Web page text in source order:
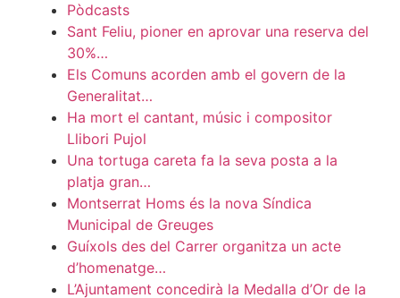
Pòdcasts
Sant Feliu, pioner en aprovar una reserva del
30%…
Els Comuns acorden amb el govern de la
Generalitat…
Ha mort el cantant, músic i compositor
Llibori Pujol
Una tortuga careta fa la seva posta a la
platja gran…
Montserrat Homs és la nova Síndica
Municipal de Greuges
Guíxols des del Carrer organitza un acte
d’homenatge…
L’Ajuntament concedirà la Medalla d’Or de la